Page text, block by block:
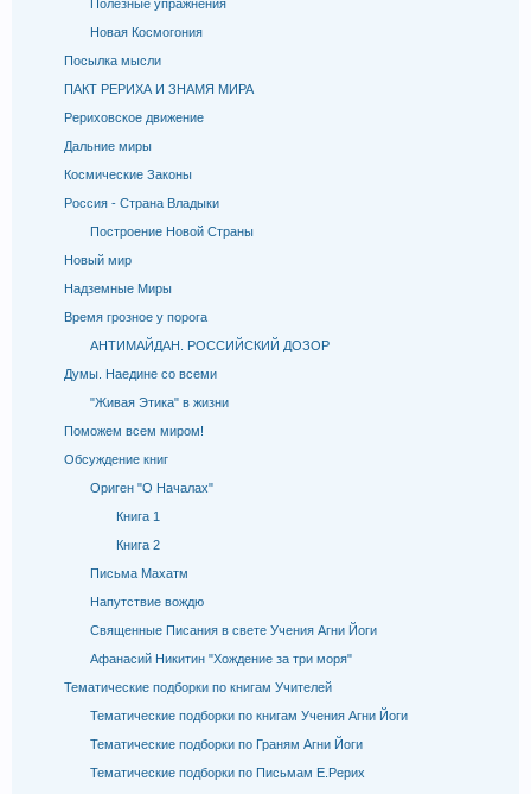
Полезные упражнения
Новая Космогония
Посылка мысли
ПАКТ РЕРИХА И ЗНАМЯ МИРА
Рериховское движение
Дальние миры
Космические Законы
Россия - Страна Владыки
Построение Новой Страны
Новый мир
Надземные Миры
Время грозное у порога
АНТИМАЙДАН. РОССИЙСКИЙ ДОЗОР
Думы. Наедине со всеми
"Живая Этика" в жизни
Поможем всем миром!
Обсуждение книг
Ориген "О Началах"
Книга 1
Книга 2
Письма Махатм
Напутствие вождю
Священные Писания в свете Учения Агни Йоги
Афанасий Никитин "Хождение за три моря"
Тематические подборки по книгам Учителей
Тематические подборки по книгам Учения Агни Йоги
Тематические подборки по Граням Агни Йоги
Тематические подборки по Письмам Е.Рерих